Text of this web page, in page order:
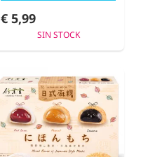
€ 5,99
SIN STOCK